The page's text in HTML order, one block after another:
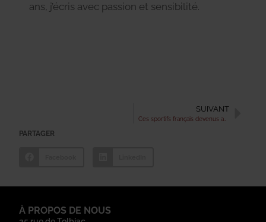
ans, j’écris avec passion et sensibilité.
SUIVANT
Ces sportifs français devenus acteurs : le top 5 !
PARTAGER
À PROPOS DE NOUS